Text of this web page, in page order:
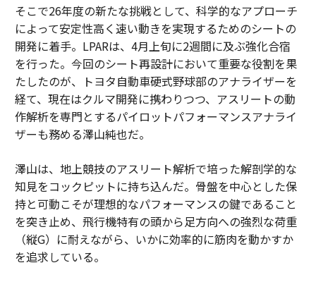
そこで26年度の新たな挑戦として、科学的なアプローチ
によって安定性高く速い動きを実現するためのシートの
開発に着手。LPARは、4月上旬に2週間に及ぶ強化合宿
を行った。今回のシート再設計において重要な役割を果
たしたのが、トヨタ自動車硬式野球部のアナライザーを
経て、現在はクルマ開発に携わりつつ、アスリートの動
作解析を専門とするパイロットパフォーマンスアナライ
ザーも務める澤山純也だ。
澤山は、地上競技のアスリート解析で培った解剖学的な
知見をコックピットに持ち込んだ。骨盤を中心とした保
持と可動こそが理想的なパフォーマンスの鍵であること
を突き止め、飛行機特有の頭から足方向への強烈な荷重
（縦G）に耐えながら、いかに効率的に筋肉を動かすか
を追求している。